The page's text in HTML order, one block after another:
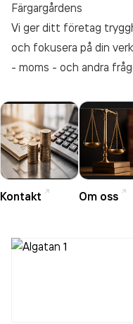
Färgargårdens
Vi ger ditt företag
och fokusera på din
- moms - och andra
allvar. En av våra
hos oss och kunna
kring både din egen
Kontakt Om oss